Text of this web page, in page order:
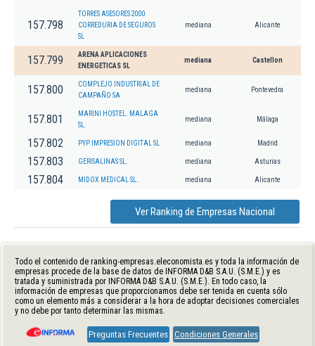
157.798
TORRES ASESORES 2000
CORREDURIA DE SEGUROS
SL
mediana Alicante
157.799
ARENA APLICACIONES
ENERGETICAS SL
mediana Castellon
157.800
COMPLEJO INDUSTRIAL DE
CAMPAÑO SA
mediana Pontevedra
157.801
MARINI HOSTEL. MALAGA
SL.
mediana Málaga
157.802 PYP IMPRESION DIGITAL SL mediana Madrid
157.803 GERISALINAS SL. mediana Asturias
157.804 MIDOX MEDICAL SL. mediana Alicante
Ver Ranking de Empresas Nacional
Todo el contenido de ranking-empresas.eleconomista.es y toda la información de
empresas procede de la base de datos de INFORMA D&B S.A.U. (S.M.E.) y es
tratada y suministrada por INFORMA D&B S.A.U. (S.M.E.). En todo caso, la
información de empresas que proporcionamos debe ser tenida en cuenta sólo
como un elemento más a considerar a la hora de adoptar decisiones comerciales
y no debe por tanto determinar las mismas.
Preguntas Frecuentes Condiciones Generales